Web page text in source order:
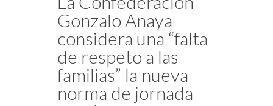
Gonzalo Anaya
considera una “falta
de respeto a las
familias” la nueva
norma de jornada